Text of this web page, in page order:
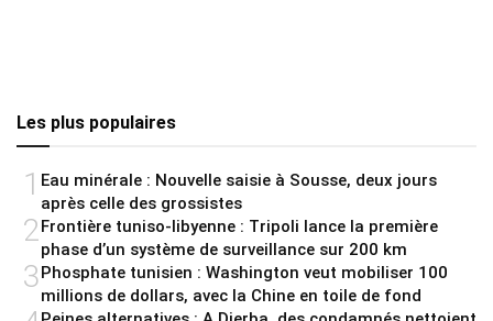
Les plus populaires
1 Eau minérale : Nouvelle saisie à Sousse, deux jours
après celle des grossistes
2 Frontière tuniso-libyenne : Tripoli lance la première
phase d’un système de surveillance sur 200 km
3Phosphate tunisien : Washington veut mobiliser 100
millions de dollars, avec la Chine en toile de fond